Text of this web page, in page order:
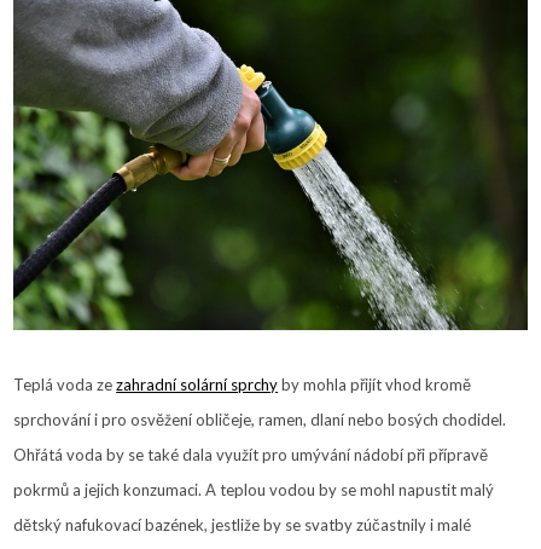
Teplá voda zezahradní solární sprchyby mohla přijít vhod kromě
sprchování i pro osvěžení obličeje, ramen, dlaní nebo bosých chodidel.
Ohřátá voda by se také dala využít pro umývání nádobí při přípravě
pokrmů a jejich konzumaci. A teplou vodou by se mohl napustit malý
dětský nafukovací bazének, jestliže by se svatby zúčastnily i malé